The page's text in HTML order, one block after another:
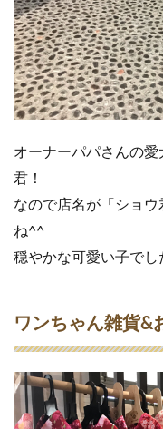
オーナーパパさんの
君！
なので店名が「ショ
ね^^
穏やかな可愛い子で
ワンちゃん雑貨&